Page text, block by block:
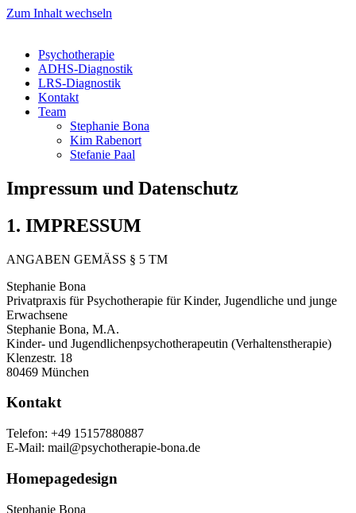
Zum Inhalt wechseln
Psychotherapie
ADHS-Diagnostik
LRS-Diagnostik
Kontakt
Team
Stephanie Bona
Kim Rabenort
Stefanie Paal
Impressum und Datenschutz
1. IMPRESSUM
ANGABEN GEMÄSS § 5 TM
Stephanie Bona
Privatpraxis für Psychotherapie für Kinder, Jugendliche und junge
Erwachsene
Stephanie Bona, M.A.
Kinder- und Jugendlichenpsychotherapeutin (Verhaltenstherapie)
Klenzestr. 18
80469 München
Kontakt
Telefon: +49 15157880887
E-Mail: mail@psychotherapie-bona.de
Homepagedesign
Stephanie Bona